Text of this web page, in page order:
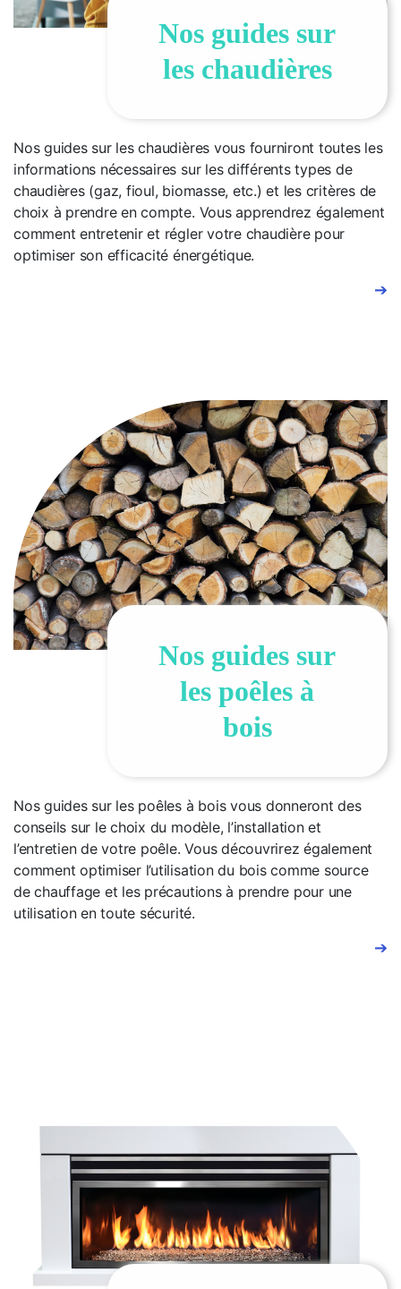
Nos guides sur
les chaudières
Nos guides sur les chaudières vous fourniront toutes les
informations nécessaires sur les différents types de
chaudières (gaz, fioul, biomasse, etc.) et les critères de
choix à prendre en compte. Vous apprendrez également
comment entretenir et régler votre chaudière pour
optimiser son efficacité énergétique.
➔
Nos guides sur
les poêles à
bois
Nos guides sur les poêles à bois vous donneront des
conseils sur le choix du modèle, l’installation et
l’entretien de votre poêle. Vous découvrirez également
comment optimiser l’utilisation du bois comme source
de chauffage et les précautions à prendre pour une
utilisation en toute sécurité.
➔